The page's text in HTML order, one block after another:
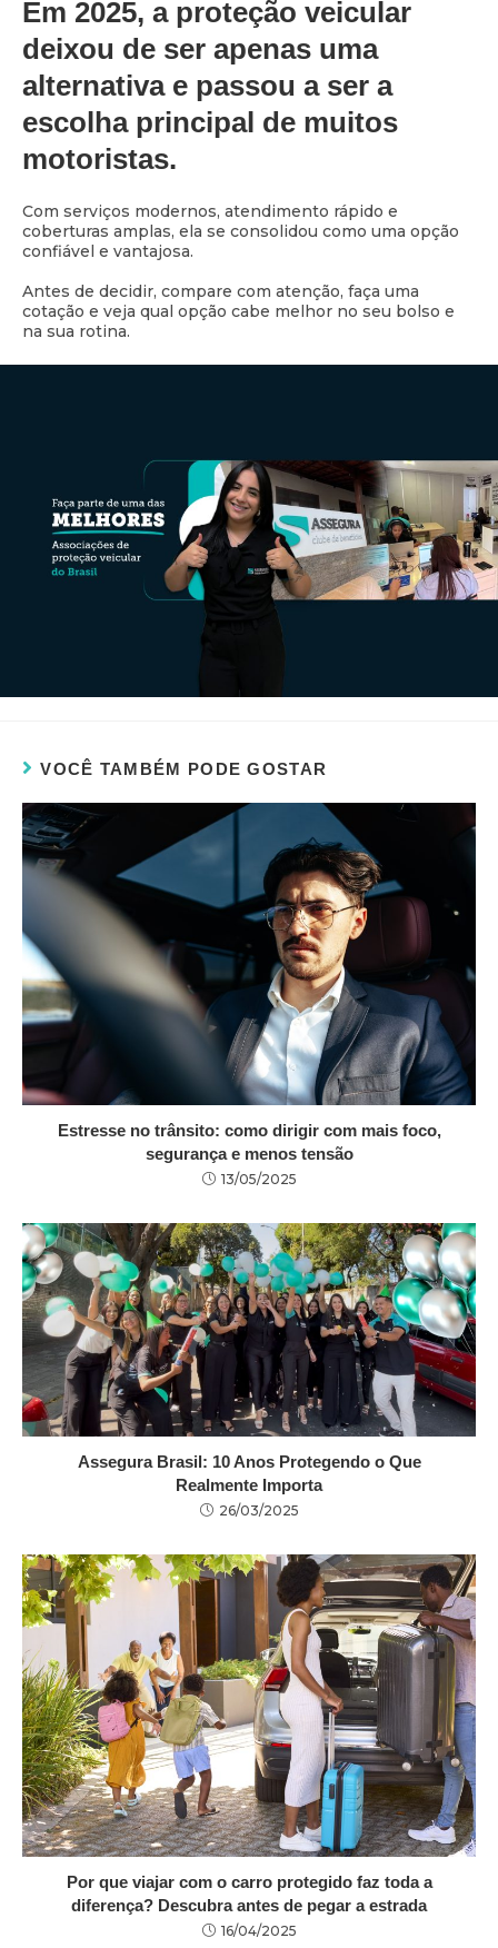
Em 2025, a proteção veicular
deixou de ser apenas uma
alternativa e passou a ser a
escolha principal de muitos
motoristas.
Com serviços modernos, atendimento rápido e
coberturas amplas, ela se consolidou como uma opção
confiável e vantajosa.
Antes de decidir, compare com atenção, faça uma
cotação e veja qual opção cabe melhor no seu bolso e
na sua rotina.
VOCÊ TAMBÉM PODE GOSTAR
Estresse no trânsito: como dirigir com mais foco,
segurança e menos tensão
13/05/2025
Assegura Brasil: 10 Anos Protegendo o Que
Realmente Importa
26/03/2025
Por que viajar com o carro protegido faz toda a
diferença? Descubra antes de pegar a estrada
16/04/2025